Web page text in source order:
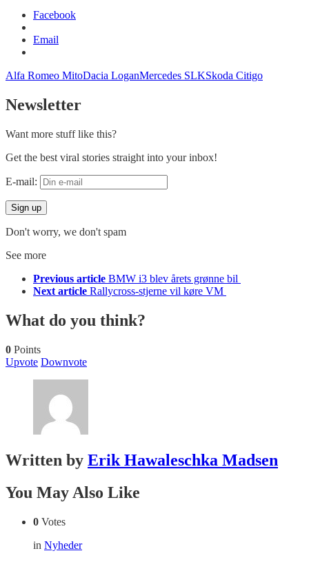
Facebook
Email
Alfa Romeo MitoDacia LoganMercedes SLKSkoda Citigo
Newsletter
Want more stuff like this?
Get the best viral stories straight into your inbox!
E-mail:
Don't worry, we don't spam
See more
Previous article BMW i3 blev årets grønne bil
Next article Rallycross-stjerne vil køre VM
What do you think?
0 Points
Upvote Downvote
Written by Erik Hawaleschka Madsen
You May Also Like
0 Votes
in Nyheder